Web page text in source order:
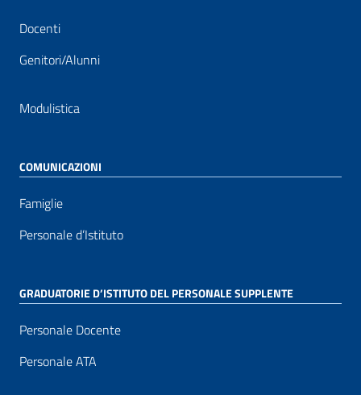
Docenti
Genitori/Alunni
Modulistica
COMUNICAZIONI
Famiglie
Personale d’Istituto
GRADUATORIE D’ISTITUTO DEL PERSONALE SUPPLENTE
Personale Docente
Personale ATA